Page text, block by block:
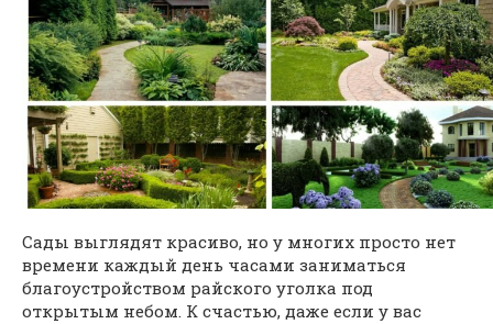
Сады выглядят красиво, но у многих просто нет
времени каждый день часами заниматься
благоустройством райского уголка под
открытым небом. К счастью, даже если у вас